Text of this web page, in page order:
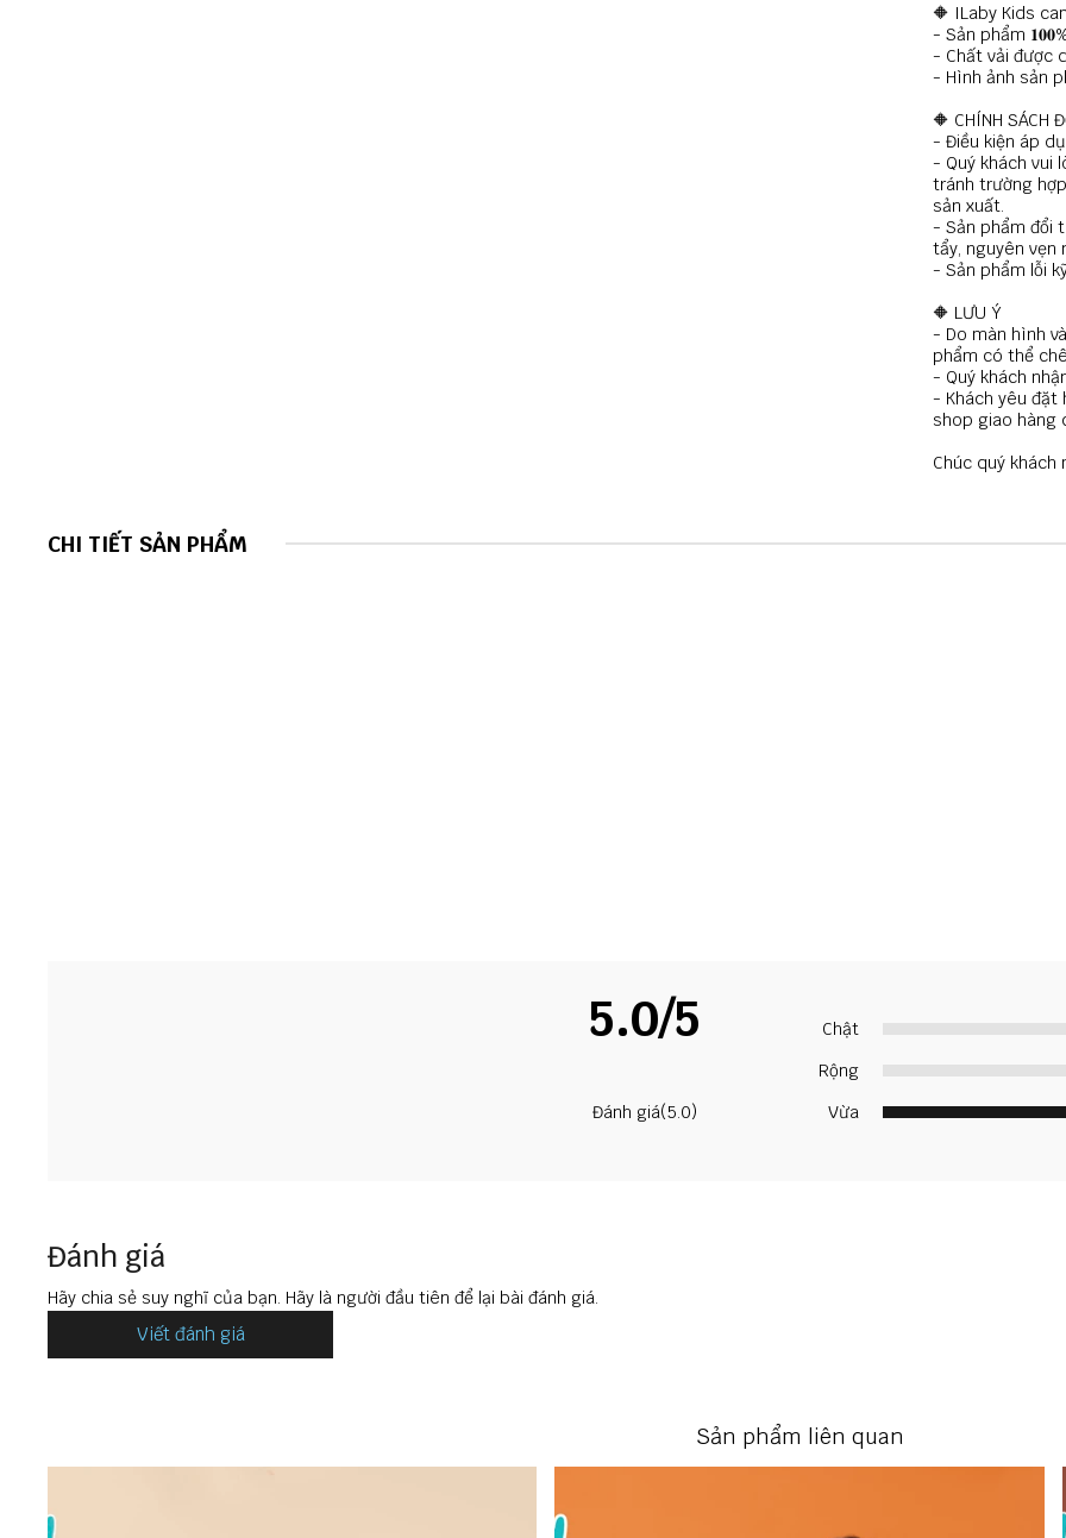
🔶 ILaby Kids
- Sản phẩm
- Chất vải được
- Hình ảnh sản
🔶 CHÍNH SÁCH
- Điều kiện áp
- Quý khách vui
tránh trường
sản xuất.
- Sản phẩm đổi
tẩy, nguyên vẹn
- Sản phẩm lỗi
🔶 LƯU Ý
- Do màn hình
phẩm có thể
- Quý khách
- Khách yêu đặt
shop giao hàng
Chúc quý khách
CHI TIẾT SẢN PHẨM
5.0/5
Đánh giá(5.0)
Chật
Rộng
Vừa
Đánh giá
Hãy chia sẻ suy nghĩ của bạn. Hãy là người đầu tiên để lại bài đánh giá.
Viết đánh giá
Sản phẩm liên quan